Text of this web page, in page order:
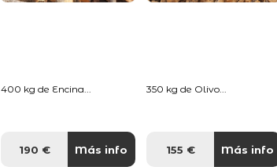
400 kg de Encina...
190 € Más info
350 kg de Olivo...
155 € Más info